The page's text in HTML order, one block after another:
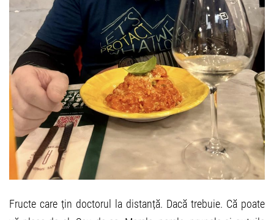
Fructe care țin doctorul la distanță. Dacă trebuie. Că poate